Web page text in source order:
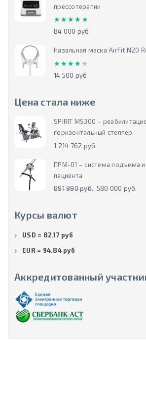
прессотерапии
★★★★★
★★★★★
84 000 руб.
Назальная маска AirFit N20
★★★★★
★★★★★
14 500 руб.
Цена стала ниже
SPIRIT MS300 –
горизонтальный степпер
1 214 762 руб.
ПРМ-01 – система подъема
пациента
891 990 руб. 580 000 руб.
Курсы валют
USD = 82.17 руб
EUR = 94.84 руб
Аккредитованный